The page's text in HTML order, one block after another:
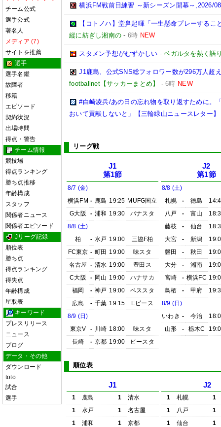
チーム公式
選手公式
著名人
メディア (7)
サイトを推薦
選手
選手名鑑
故障者
移籍
エピソード
契約状況
出場時間
得点・警告
チーム情報
競技場
得点ランキング
勝ち点推移
年齢構成
スタッフ
関係者ニュース
関係者エピソード
Jリーグ記録
順位表
勝ち点
得点ランキング
得失点
年齢構成
星取表
キーワード
プレスリリース
ニュース
ブログ
データ・その他
ダウンロード
toto
試合
選手
横浜FM戦前日練習 ～新シーズン開幕～,2026/
【コトノハ】堂鼻起暉「一生懸命プレーする
縦に紡ぎし湘南の - 6時 NEW
スタメン予想がむずかしい -ベガルタを熱く語
J1鹿島、公式SNS総フォロワー数が296万人超
footballnet【サッカーまとめ】
-6時 NEW
#白崎凌兵/あの日の忘れ物を取り返すために。
おいて貢献しないと」【三輪緑山ニュースレター】
リーグ戦
J1
第1節
8/7 (金)
横浜FM - 鹿島 19:25 MUFG国立
G大阪
- 浦和 19:30
パナスタ
8/8 (土)
柏
- 水戸 19:00
三協F柏
FC東京 - 町田 19:00
味スタ
名古屋 - 清水 19:00
豊田ス
C大阪
- 岡山 19:00
ハナサカ
福岡
- 神戸 19:00
ベススタ
広島
- 千葉 19:15
Eピース
8/9 (日)
東京V
- 川崎 18:00
味スタ
長崎
- 京都 19:00 ピースタ
J2
第1節
8/8 (土)
札幌
- 徳島
八戸
- 富山
藤枝
- 仙台
大宮
- 新潟
磐田
- 秋田
大分
- 湘南
宮崎
- 横浜FC
鳥栖
- 甲府
8/9 (日)
いわき - 今治
山形
- 栃木C
順位表
J1
1 鹿島 1
清水
1
水戸 1
名古屋
1
浦和 1
京都
J2
1 札幌
1
1
八戸
1
1
仙台
1